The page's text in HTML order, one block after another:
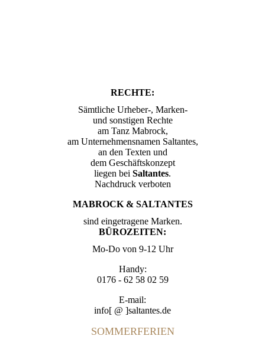
RECHTE:
Sämtliche Urheber-, Marken-
und sonstigen Rechte
am Tanz Mabrock,
am Unternehmensnamen Saltantes,
an den Texten und
dem Geschäftskonzept
liegen bei Saltantes.
Nachdruck verboten
MABROCK & SALTANTES
sind eingetragene Marken.
BÜROZEITEN:
Mo-Do von 9-12 Uhr
Handy:
0176 - 62 58 02 59
E-mail:
info[ @ ]saltantes.de
SOMMERFERIEN